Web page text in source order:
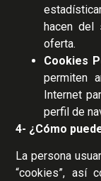
hacen del
oferta.
Cookies
permiten
Internet
perfil de
4- ¿Cómo
La persona
“cookies”, así